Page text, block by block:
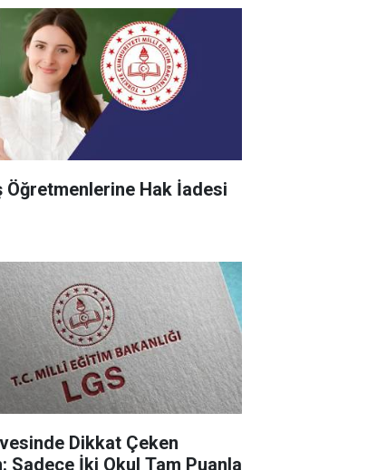
Öğretmenlerine Hak İadesi
Dikkat Çeken
Sadece İki Okul Tam Puanla